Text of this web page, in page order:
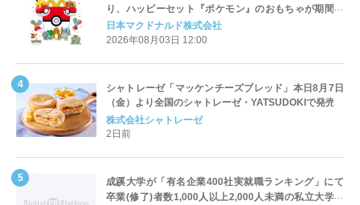
り、ハッピーセット『ポケモン』のおもちゃが期間限
定登場
日本マクドナルド株式会社
2026年08月03日 12:00
シャトレーゼ「マッケンチーズブレッド」本日8月7日
（金）より全国のシャトレーゼ・YATSUDOKIで発売
株式会社シャトレーゼ
2日前
成蹊大学が「有名企業400社実就職ランキング」にて
卒業(修了)者数1,000人以上2,000人未満の私立大学で